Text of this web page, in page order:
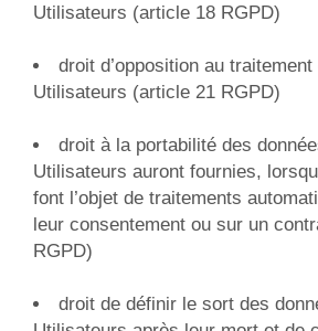
Utilisateurs (article 18 RGPD)
droit d’opposition au
Utilisateurs (article 21 RGPD)
droit à la portabilité des
Utilisateurs auront fournies,
font l’objet de traitements
leur consentement ou sur un
RGPD)
droit de définir le sort des